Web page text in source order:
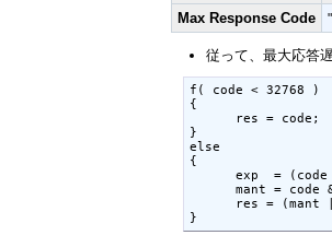
Max Response Code
従って、最大応答
f( code < 32768 )
{
      res = code;
}
else
{
exp  = (code
mant = code
res = (mant
}